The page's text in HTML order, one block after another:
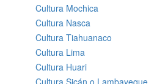
Cultura Mochica
Cultura Nasca
Cultura Tiahuanaco
Cultura Lima
Cultura Huari
Cultura Sicán o Lambayeque